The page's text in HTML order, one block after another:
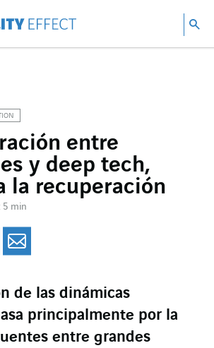
entre
y deep tech,
la recuperación
5 min
en Facebook
en
Compartir en
de las dinámicas
principalmente por la
entre grandes